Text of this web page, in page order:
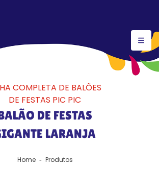
COMPLETA DE BALÕES
DE FESTAS PIC PIC
DE FESTAS
LARANJA
Home Produtos